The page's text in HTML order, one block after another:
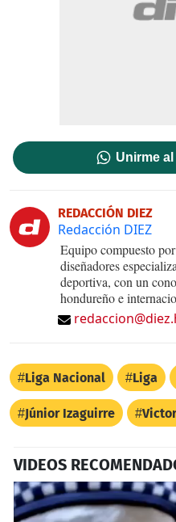
Unirme
REDACCIÓN DIEZ
Redacción DIEZ
Equipo compuesto
diseñadores
deportiva, con un
hondureño e
Liga Nacional Liga
Júnior Izaguirre
VIDEOS